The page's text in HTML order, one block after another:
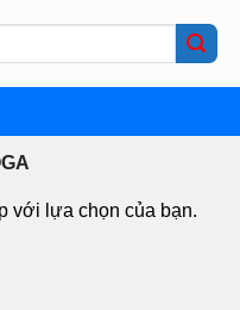
với lựa chọn của bạn.